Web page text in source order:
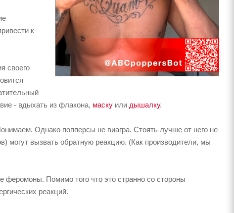
к
своего
- вдыхать из флакона, маску или дышалку.
Однако попперсы не виагра. Стоять лучше от него не
могут вызвать обратную реакцию. (Как производители, мы
феромоны. Помимо того что это странно со стороны
реакций.